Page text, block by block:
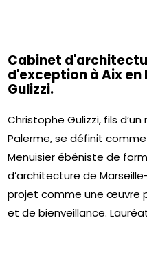
Cabinet
d'exception à Aix
Gulizzi.
Christophe Gulizzi, fils
Palerme, se définit
Menuisier ébéniste de
d’architecture de
projet comme une œuvre
et de bienveillance.